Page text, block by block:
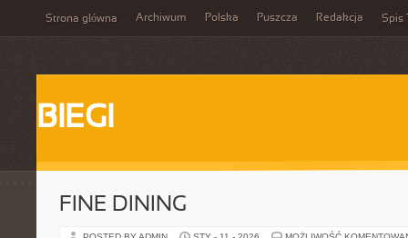
Strona główna Archiwum Polska Puszcza Redakcja Spis
BIEGI
FINE DINING